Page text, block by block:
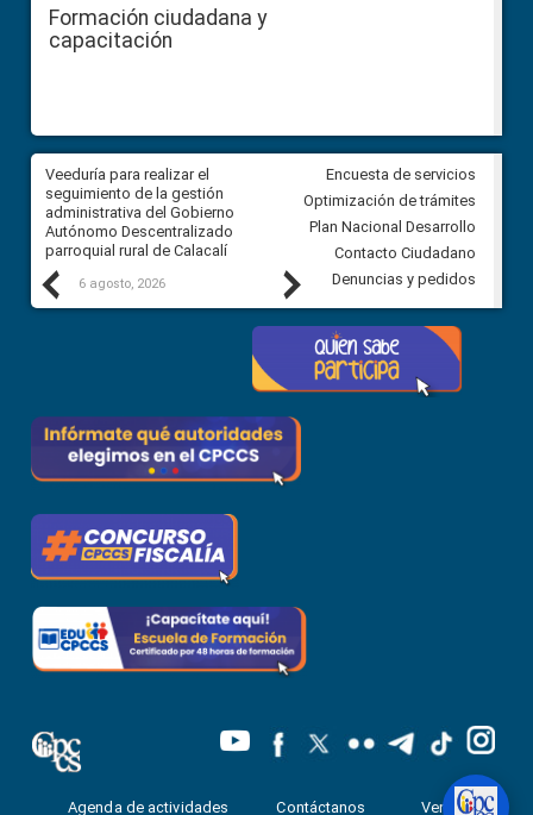
Formación ciudadana y
capacitación
Previous
Veeduría para realizar el
seguimiento de la gestión
administrativa del Gobierno
Autónomo Descentralizado
parroquial rural de Calacalí
6 agosto, 2026
Veeduría para vigilar los
derivados de la Audiencia
comunidad Urbina, parroquia
Carolina
5 agosto, 2026
Next
Encuesta de servicios
Optimización de trámites
Plan Nacional Desarrollo
Contacto Ciudadano
Denuncias y pedidos
Agenda de actividades Contáctanos Ventanilla